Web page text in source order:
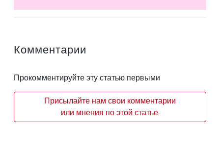
Комментарии
Прокомментируйте эту статью первыми
Присылайте нам свои комментарии
или мнения по этой статье.